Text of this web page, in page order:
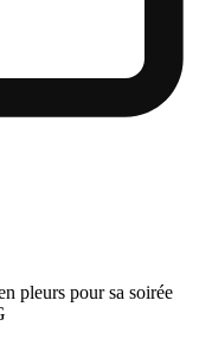
pleurs pour sa soirée